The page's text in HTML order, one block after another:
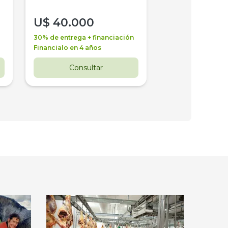
U$ 40.000
30% de entrega + financiación
Financialo en 4 años
Consultar